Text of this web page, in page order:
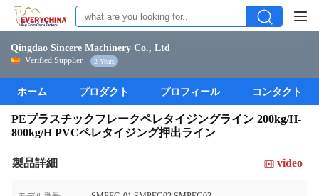
Qingdao Sincere Machinery Co., Ltd
Verified Supplier 2 Years
ホーム プロダクト プロフィール コンタクト
PEプラスチックフレークペレタイジングライン 200kg/H-
800kg/H PVCペレタイジング押出ライン
製品詳細 video